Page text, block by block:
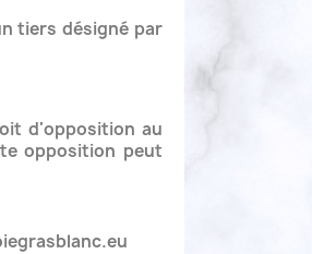
tiers désigné par
d'opposition au
opposition peut